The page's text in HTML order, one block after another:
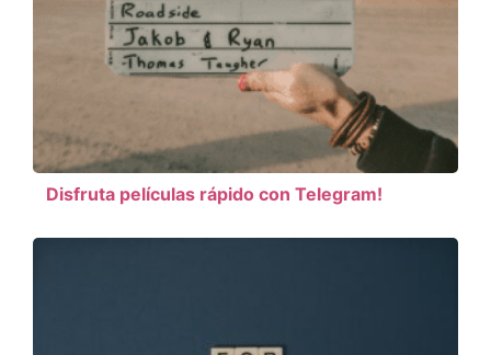
Disfruta películas rápido con Telegram!